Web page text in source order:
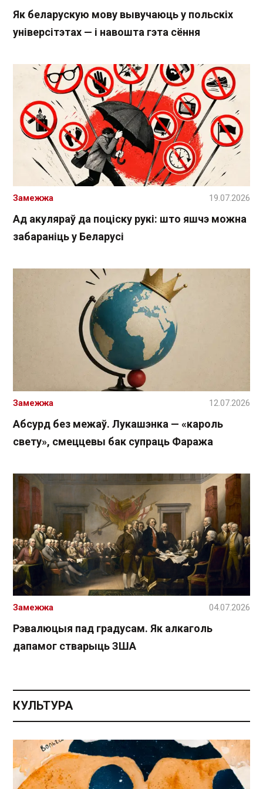
Як беларускую мову вывучаюць у польскіх
універсітэтах — і навошта гэта сёння
Ад акуляраў да поціску рукі: што яшчэ можна
забараніць у Беларусі
Замежжа 19.07.2026
Абсурд без межаў. Лукашэнка — «кароль
свету», смеццевы бак супраць Фаража
Замежжа 12.07.2026
Рэвалюцыя пад градусам. Як алкаголь
дапамог стварыць ЗША
Замежжа 04.07.2026
КУЛЬТУРА